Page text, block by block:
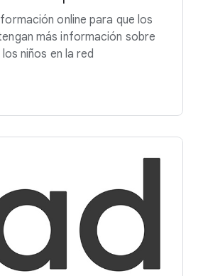
online para que los
más información sobre
niños en la red